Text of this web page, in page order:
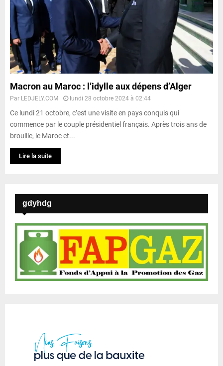
Macron au Maroc : l’idylle aux dépens d’Alger
Par LEDJELY.COM lundi 28 octobre 2024 à 02:44
Ce lundi 21 octobre, c’est une visite en pays conquis qui
commence par le couple présidentiel français. Après trois ans de
brouille, le Maroc et...
Lire la suite
gdyhdg